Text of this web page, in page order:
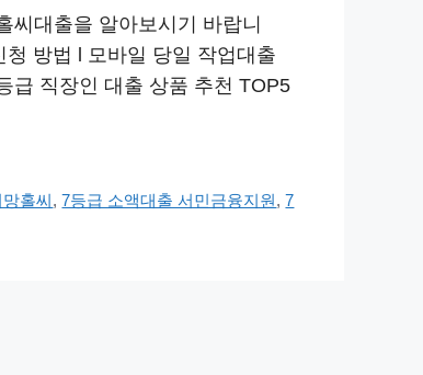
씨대출을 알아보시기 바랍니
방법 l 모바일 당일 작업대출
급 직장인 대출 상품 추천 TOP5
홀씨,7등급 소액대출 서민금융지원,7